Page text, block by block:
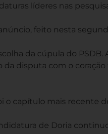
líderes nas
feito nesta
da cúpula do PSDB.
disputa com o
o capítulo mais recente
de Doria